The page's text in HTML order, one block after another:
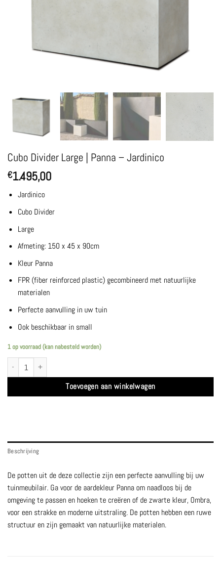
Cubo Divider Large | Panna – Jardinico
€1.495,00
Jardinico
Cubo Divider
Large
Afmeting: 150 x 45 x 90cm
Kleur Panna
FPR (fiber reinforced plastic) gecombineerd met natuurlijke
materialen
Perfecte aanvulling in uw tuin
Ook beschikbaar in small
1 op voorraad (kan nabesteld worden)
Cubo Divider Large | Panna - Jardinico aantal
Toevoegen aan winkelwagen
Beschrijving
De potten uit de deze collectie zijn een perfecte aanvulling bij uw
tuinmeubilair. Ga voor de aardekleur Panna om naadloos bij de
omgeving te passen en hoeken te creëren of de zwarte kleur, Ombra,
voor een strakke en moderne uitstraling. De potten hebben een ruwe
structuur en zijn gemaakt van natuurlijke materialen.